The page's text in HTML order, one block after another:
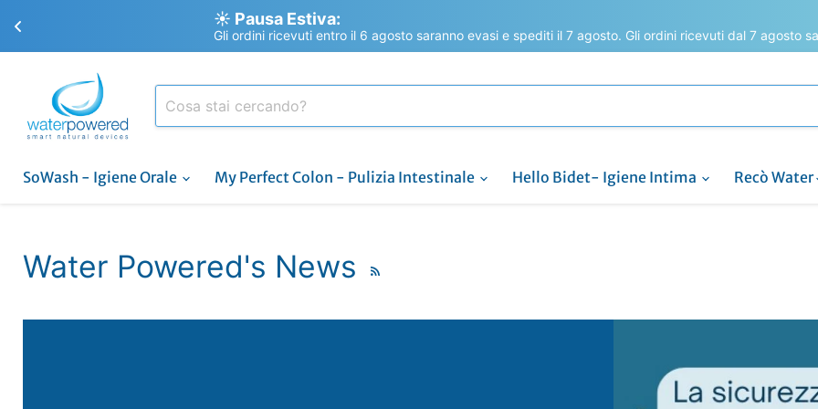
☀️ Pausa Estiva:
Gli ordini ricevuti entro il 6 agosto saranno evasi e spediti il 7 agosto. Gli ordini ricevuti dal 7 agosto
SoWash - Igiene Orale
My Perfect Colon - Pulizia Intestinale Hello Bidet- Igiene Intima Recò Water
Water Powered's News